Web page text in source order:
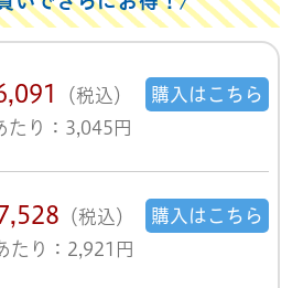
（税込）
たり：3,045円
購入はこちら
（税込）
たり：2,921円
購入はこちら